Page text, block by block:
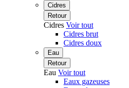
Cidres
Retour
Cidres Voir tout
Cidres brut
Cidres doux
Eau
Retour
Eau Voir tout
Eaux gazeuses